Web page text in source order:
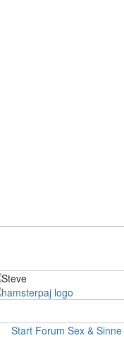
Start Forum Sex & Sinne